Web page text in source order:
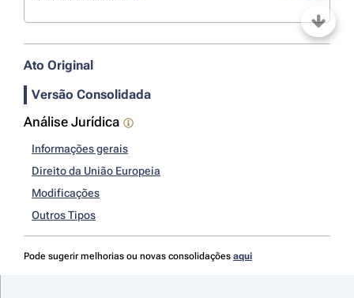
Ato Original
Versão Consolidada
Análise Jurídica
Informações gerais
Direito da União Europeia
Modificações
Outros Tipos
Pode sugerir melhorias ou novas consolidações aqui